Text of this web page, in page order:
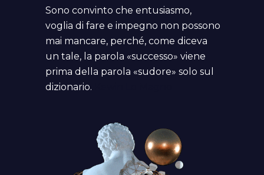
Sono convinto che entusiasmo,
voglia di fare e impegno non possono
mai mancare, perché, come diceva
un tale, la parola «successo» viene
prima della parola «sudore» solo sul
dizionario.